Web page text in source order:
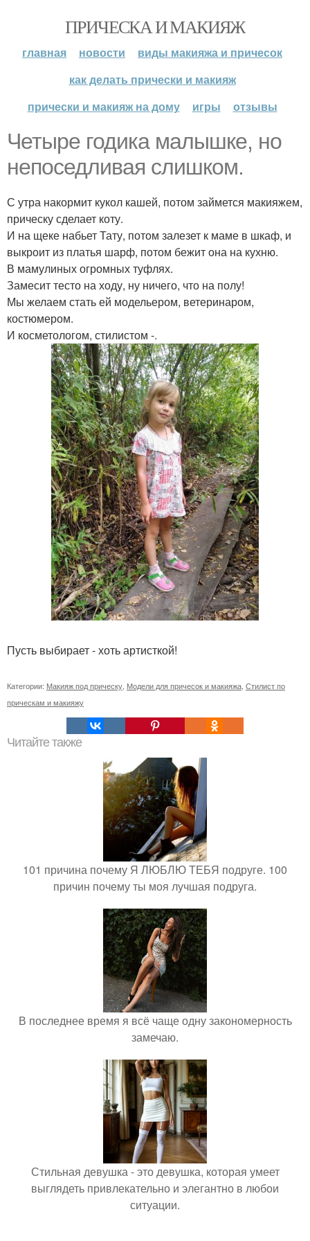
ПРИЧЕСКА И МАКИЯЖ
главная новости
виды макияжа и причесок
как делать прически и макияж
прически и макияж на дому
игры отзывы
Четыре годика малышке, но
непоседливая слишком.
С утра накормит кукол кашей, потом займется макияжем,
прическу сделает коту.
И на щеке набьет Тату, потом залезет к маме в шкаф, и
выкроит из платья шарф, потом бежит она на кухню.
В мамулиных огромных туфлях.
Замесит тесто на ходу, ну ничего, что на полу!
Мы желаем стать ей модельером, ветеринаром,
костюмером.
И косметологом, стилистом -.
Пусть выбирает - хоть артисткой!
Категории: Макияж под прическу Модели для причесок и макияжа Стилист по
прическам и макияжу
Читайте также
101 причина почему Я ЛЮБЛЮ ТЕБЯ подруге. 100
причин почему ты моя лучшая подруга.
В последнее время я всё чаще одну закономерность
замечаю.
Стильная девушка - это девушка, которая умеет
выглядеть привлекательно и элегантно в любои
ситуации.